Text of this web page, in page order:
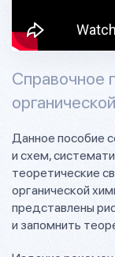
Справочное
Данное пособие
и схем,
теоретические
органической
представлены
и запомнить